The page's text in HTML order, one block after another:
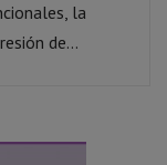
la
de...